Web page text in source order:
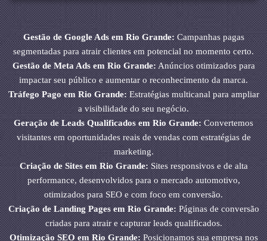
Gestão de Google Ads em Rio Grande:Campanhas pagas
segmentadas para atrair clientes em potencial no momento certo.
Gestão de Meta Ads em Rio Grande:Anúncios otimizados para
impactar seu público e aumentar o reconhecimento da marca.
Tráfego Pago em Rio Grande:Estratégias multicanal para ampliar
a visibilidade do seu negócio.
Geração de Leads Qualificados em Rio Grande:Convertemos
visitantes em oportunidades reais de vendas com estratégias de
marketing.
Criação de Sites em Rio Grande:Sites responsivos e de alta
performance, desenvolvidos para o mercado automotivo,
otimizados para SEO e com foco em conversão.
Criação de Landing Pages em Rio Grande:Páginas de conversão
criadas para atrair e capturar leads qualificados.
Otimização SEO em Rio Grande:Posicionamos sua empresa nos